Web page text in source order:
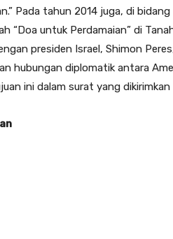
Pada tahun 2014 juga, di
“Doa untuk Perdamaian” di
presiden Israel, Shimon
hubungan diplomatik antara
ini dalam surat yang dikirimkan